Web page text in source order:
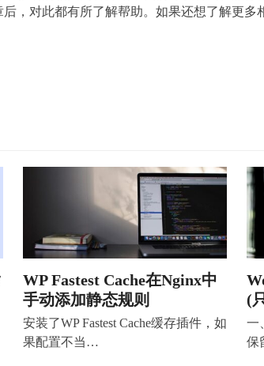
，对此都有所了解帮助。如果还想了解更多
WP Fastest Cache在Nginx中
手动添加静态规则
安装了WP Fastest Cache缓存插件，如
果配置不当…
(
一
保